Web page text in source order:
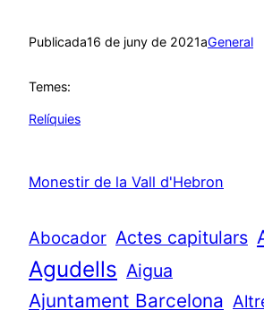
Publicada16 de juny de 2021aGeneral
Temes:
Relíquies
Monestir de la Vall d'Hebron
Abocador Actes capitulars
Agudells Aigua
Ajuntament Barcelona